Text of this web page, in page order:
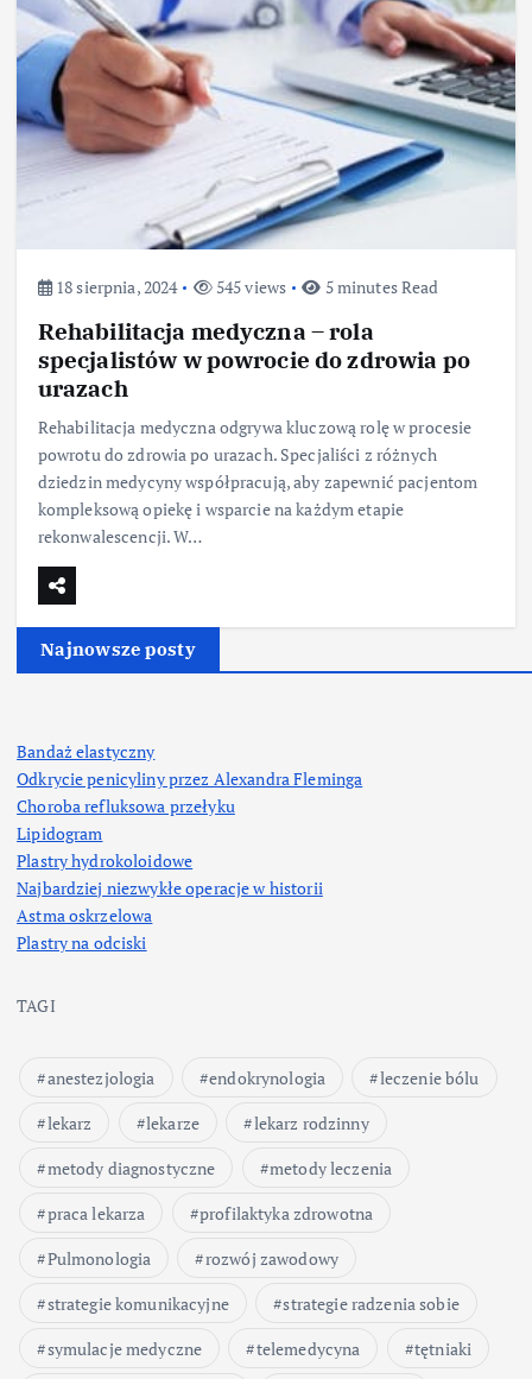
18 sierpnia, 2024 545 views 5 minutes Read
Rehabilitacja medyczna – rola
specjalistów w powrocie do zdrowia po
urazach
Rehabilitacja medyczna odgrywa kluczową rolę w procesie
powrotu do zdrowia po urazach. Specjaliści z różnych
dziedzin medycyny współpracują, aby zapewnić pacjentom
kompleksową opiekę i wsparcie na każdym etapie
rekonwalescencji. W…
Najnowsze posty
Bandaż elastyczny
Odkrycie penicyliny przez Alexandra Fleminga
Choroba refluksowa przełyku
Lipidogram
Plastry hydrokoloidowe
Najbardziej niezwykłe operacje w historii
Astma oskrzelowa
Plastry na odciski
TAGI
anestezjologia endokrynologia
leczenie bólu
lekarz
lekarze
lekarz rodzinny
metody diagnostyczne
metody leczenia
praca lekarza
profilaktyka zdrowotna
Pulmonologia
rozwój zawodowy
strategie komunikacyjne
strategie radzenia sobie
symulacje medyczne
telemedycyna
tętniaki